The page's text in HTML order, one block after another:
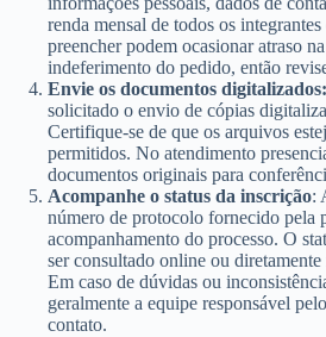
renda mensal de todos os
preencher podem ocasionar atraso
indeferimento do pedido, então
Envie os documentos digitalizados:
solicitado o envio de cópias
Certifique-se de que os arquivos
permitidos. No atendimento
documentos originais para
Acompanhe o status da inscrição:
número de protocolo fornecido pela
acompanhamento do processo. O
ser consultado online ou
Em caso de dúvidas ou
geralmente a equipe responsável
contato.